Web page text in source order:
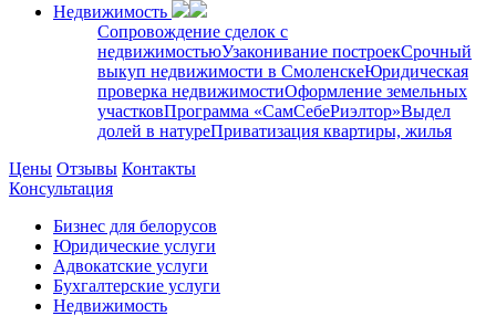
Недвижимость
Сопровождение сделок с
недвижимостьюУзаконивание построекСрочный
выкуп недвижимости в CмоленскеЮридическая
проверка недвижимостиОформление земельных
участковПрограмма «СамСебеРиэлтор»Выдел
долей в натуреПриватизация квартиры, жилья
Цены Отзывы Контакты
Консультация
Бизнес для белорусов
Юридические услуги
Адвокатские услуги
Бухгалтерские услуги
Недвижимость